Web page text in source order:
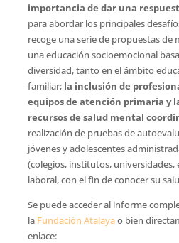
importancia de dar una
para abordar los principales
recoge una serie de propuestas de
una educación socioemocional
diversidad, tanto en el ámbito
familiar; la inclusión de
equipos de atención primaria y
recursos de salud mental
realización de pruebas de
jóvenes y adolescentes
(colegios, institutos, universidades,
laboral, con el fin de conocer su
Se puede acceder al informe
la Fundación Atalayao bien
enlace: